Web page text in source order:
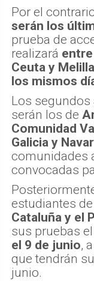
Por el
serán los
prueba de
realizará
Ceuta y Melilla
los mismos
Los
serán los de
Comunidad
Galicia y
comunidades
convocadas
estudiantes de
Cataluña y el
sus pruebas el
el 9 de junio,
que tendrán
junio.